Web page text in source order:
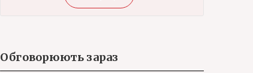
Обговорюють зараз